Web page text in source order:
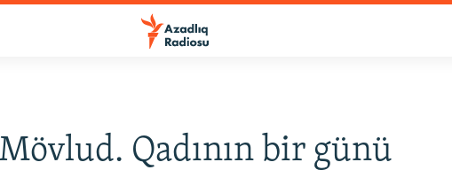
Qadının bir günü